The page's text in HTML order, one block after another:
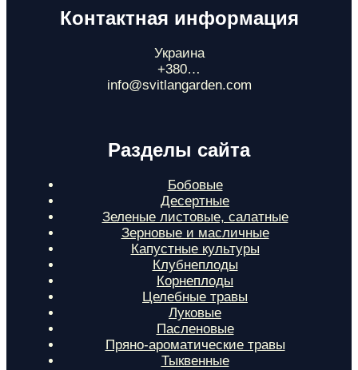
Контактная информация
Украина
+380…
info@svitlangarden.com
Разделы сайта
Бобовые
Десертные
Зеленые листовые, салатные
Зерновые и масличные
Капустные культуры
Клубнеплоды
Корнеплоды
Целебные травы
Луковые
Пасленовые
Пряно-ароматические травы
Тыквенные